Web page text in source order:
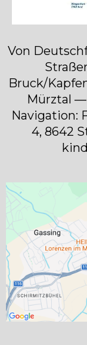
Von
Bruck/
Mürztal
Navigation:
4, 8642